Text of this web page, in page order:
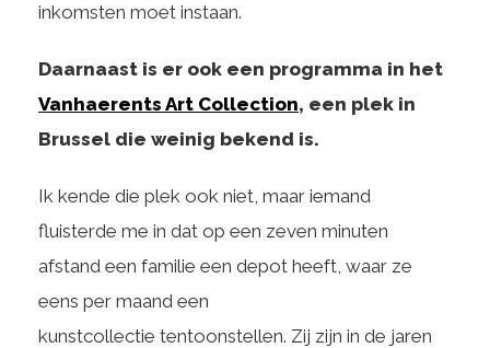
inkomsten moet instaan.
Daarnaast is er ook een programma in het
Vanhaerents Art Collection, een plek in
Brussel die weinig bekend is.
Ik kende die plek ook niet, maar iemand
fluisterde me in dat op een zeven minuten
afstand een familie een depot heeft, waar ze
eens per maand een
kunstcollectie tentoonstellen. Zij zijn in de jaren